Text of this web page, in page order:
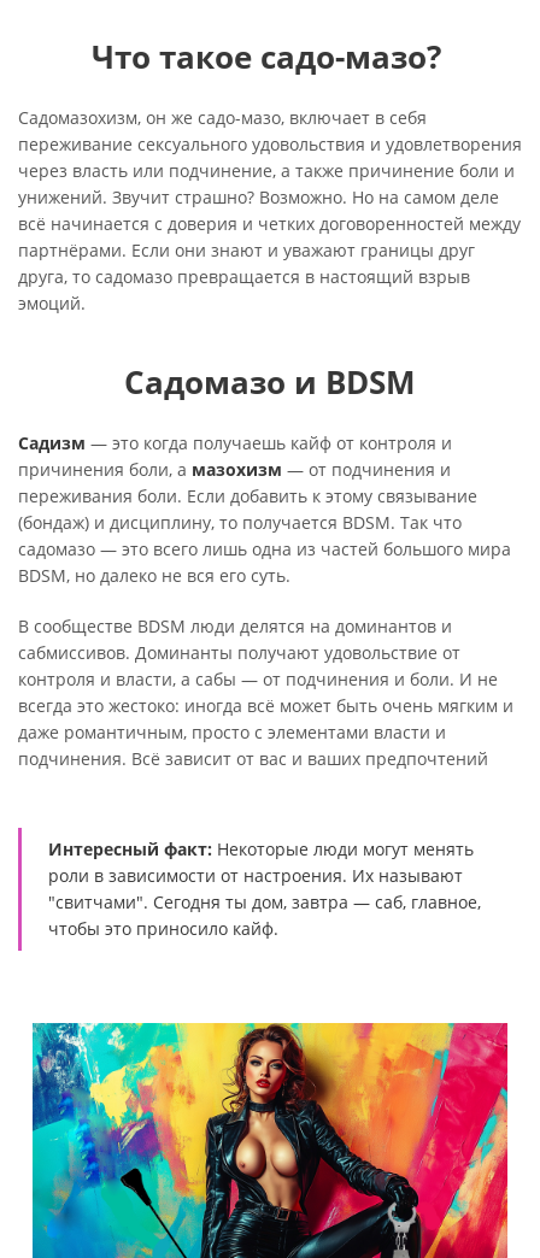
Что такое садо-мазо?
Садомазохизм, он же садо-мазо, включает в себя
переживание сексуального удовольствия и удовлетворения
через власть или подчинение, а также причинение боли и
унижений. Звучит страшно? Возможно. Но на самом деле
всё начинается с доверия и четких договоренностей между
партнёрами. Если они знают и уважают границы друг
друга, то садомазо превращается в настоящий взрыв
эмоций.
Садомазо и BDSM
Садизм — это когда получаешь кайф от контроля и
причинения боли, а мазохизм — от подчинения и
переживания боли. Если добавить к этому связывание
(бондаж) и дисциплину, то получается BDSM. Так что
садомазо — это всего лишь одна из частей большого мира
BDSM, но далеко не вся его суть.
В сообществе BDSM люди делятся на доминантов и
сабмиссивов. Доминанты получают удовольствие от
контроля и власти, а сабы — от подчинения и боли. И не
всегда это жестоко: иногда всё может быть очень мягким и
даже романтичным, просто с элементами власти и
подчинения. Всё зависит от вас и ваших предпочтений
Интересный факт: Некоторые люди могут менять
роли в зависимости от настроения. Их называют
"свитчами". Сегодня ты дом, завтра — саб, главное,
чтобы это приносило кайф.